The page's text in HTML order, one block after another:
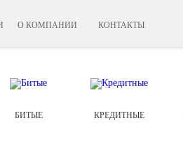
О КОМПАНИИ КОНТАКТЫ
БИТЫЕ КРЕДИТНЫЕ